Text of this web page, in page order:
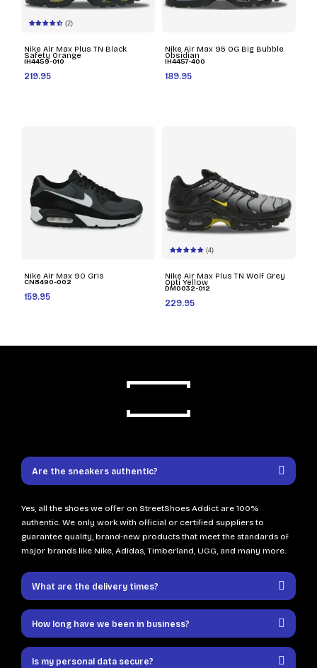
(2)
Nike Air Max Plus TN Black
Safety Orange
IH4459-010
219.95
Nike Air Max 95 OG Big Bubble
Obsidian
IH4457-400
189.95
Nike Air Max 90 Gris
CN8490-002
159.95
(4)
Nike Air Max Plus TN Wolf Grey
Opti Yellow
DM0032-012
229.95
Are the sneakers authentic?
Yes, all the shoes we offer on StreetShoes Addict are 100%
authentic. We only work with official or certified suppliers to
guarantee quality, brand-new products that meet the standards of
major brands like Nike, Adidas, Timberland, UGG, and many more.
What are the delivery times?
How long have we been in business?
Is my personal data secure?